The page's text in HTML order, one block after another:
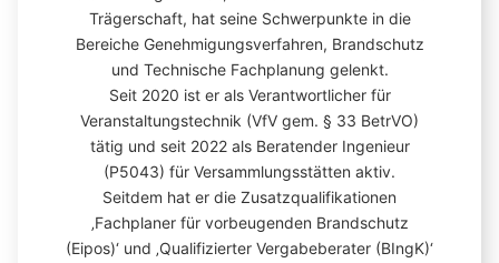
Trägerschaft, hat seine Schwerpunkte in die
Bereiche Genehmigungsverfahren, Brandschutz
und Technische Fachplanung gelenkt.
Seit 2020 ist er als Verantwortlicher für
Veranstaltungstechnik (VfV gem. § 33 BetrVO)
tätig und seit 2022 als Beratender Ingenieur
(P5043) für Versammlungsstätten aktiv.
Seitdem hat er die Zusatzqualifikationen
‚Fachplaner für vorbeugenden Brandschutz
(Eipos)‘ und ‚Qualifizierter Vergabeberater (BIngK)‘